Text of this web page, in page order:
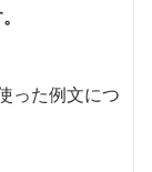
った例文につ